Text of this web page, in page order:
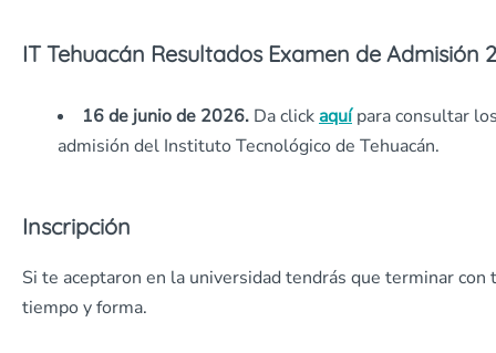
IT Tehuacán Resultados Examen de Admisión
16 de junio de 2026. Da clickaquí para consultar
admisión del Instituto Tecnológico de Tehuacán.
Inscripción
Si te aceptaron en la universidad tendrás que terminar
tiempo y forma.